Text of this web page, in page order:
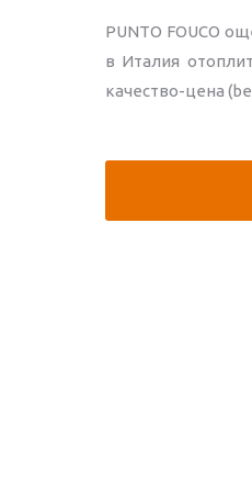
PUNTO FOUCO
в Италия
качество-цена